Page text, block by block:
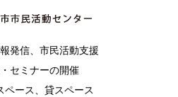
発信、市民活動支援
セミナーの開催
ペース、貸スペース